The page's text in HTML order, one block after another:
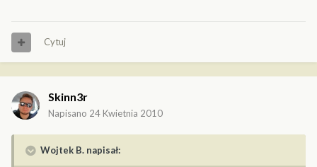
Cytuj
Skinn3r
Napisano 24 Kwietnia 2010
Wojtek B. napisał: